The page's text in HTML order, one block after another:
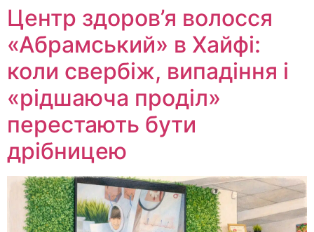
Центр здоров’я волосся
«Абрaмський» в Хайфі:
коли свербіж, випадіння і
«рідшаюча проділ»
перестають бути
дрібницею